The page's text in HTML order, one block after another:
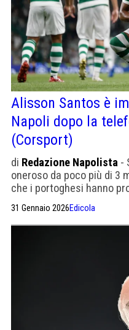
Alisson Santos è
Napoli dopo la
(Corsport)
di Redazione Napolista -
oneroso da poco più di 3
che i portoghesi hanno
31 Gennaio 2026Edicola